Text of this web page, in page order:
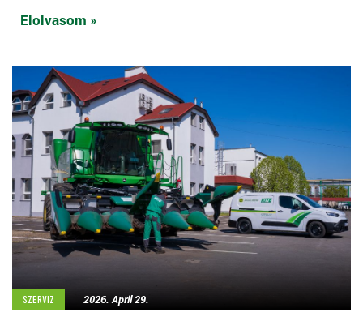
Elolvasom »
SZERVIZ 2026. April 29.